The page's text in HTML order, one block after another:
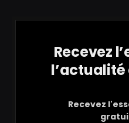
Recevez
Recevez